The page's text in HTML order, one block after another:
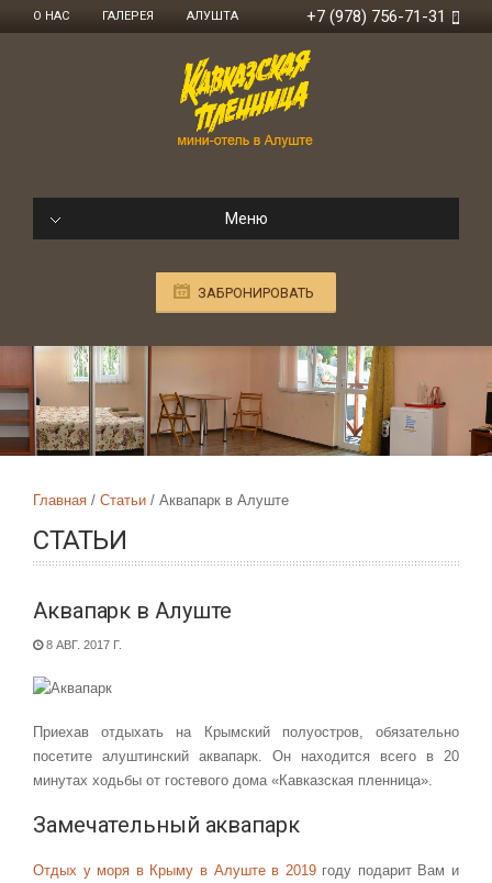
О НАС ГАЛЕРЕЯ АЛУШТА +7 (978) 756-71-31
Меню
ЗАБРОНИРОВАТЬ
Главная Статьи Аквапарк в Алуште
СТАТЬИ
Аквапарк в Алуште
8 АВГ. 2017 Г.
Приехав отдыхать на Крымский полуостров, обязательно
посетите алуштинский аквапарк. Он находится всего в 20
минутах ходьбы от гостевого дома «Кавказская пленница».
Замечательный аквапарк
Отдых у моря в Крыму в Алуште в 2019году подарит Вам и